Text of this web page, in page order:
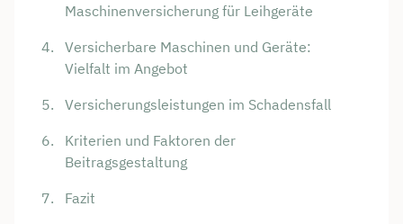
Maschinenversicherung für Leihgeräte
Versicherbare Maschinen und Geräte:
Vielfalt im Angebot
Versicherungsleistungen im Schadensfall
Kriterien und Faktoren der
Beitragsgestaltung
Fazit